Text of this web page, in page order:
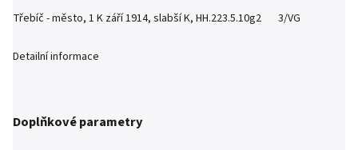
Třebíč - město, 1 K září 1914, slabší K, HH.223.5.10g2 3/VG
Detailní informace
Doplňkové parametry